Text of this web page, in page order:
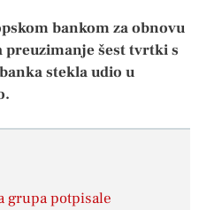
bankom za obnovu
preuzimanje šest tvrtki s
stekla udio u
grupa potpisale